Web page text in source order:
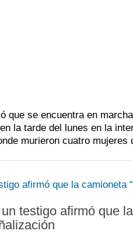
que se encuentra en
la tarde del lunes en la
murieron cuatro mujeres
testigo afirmó que